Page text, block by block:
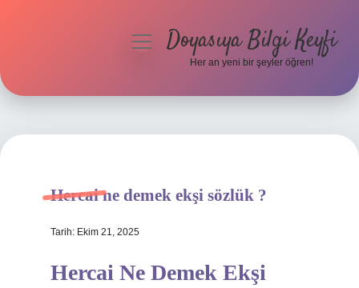
Hakkımızda
menüyüDoyasıya Bilgi Keyfi
Her an yeni bir şeyler öğren!
Hercai ne demek ekşi sözlük ?
Tarih: Ekim 21, 2025
Hercai Ne Demek Ekşi